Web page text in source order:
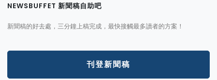
NEWSBUFFET 新聞稿自助吧
新聞稿的好去處，三分鐘上稿完成，最快接觸最多讀者的方案！
刊登新聞稿